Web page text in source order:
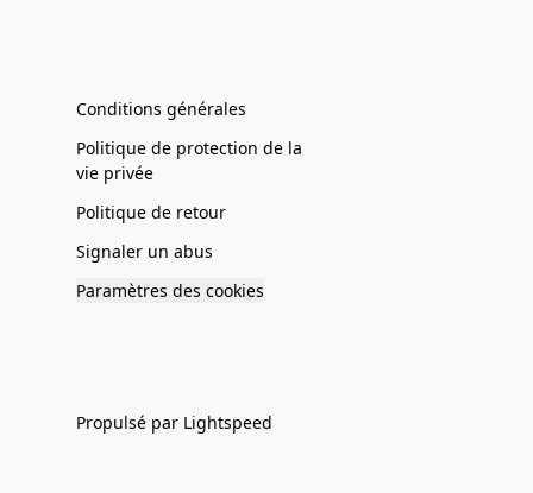
Conditions générales
Politique de protection de la
vie privée
Politique de retour
Signaler un abus
Paramètres des cookies
Propulsé par Lightspeed